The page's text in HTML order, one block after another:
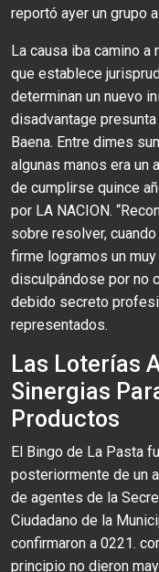
reportó ayer un grupo
La causa iba camino a
que establece
determinan un nuevo
disadvantage
Baena. Entre dimes
algunas manos era un
de cumplirse quince
por LA NACION.
sobre resolver,
firme logramos un
disculpándose por no
debido secreto
representados.
Las Loterías
Sinergias
Productos
El Bingo de La Pasta
posteriormente de un
de agentes de la
Ciudadano de la
confirmaron a 0221.
principio no dieron